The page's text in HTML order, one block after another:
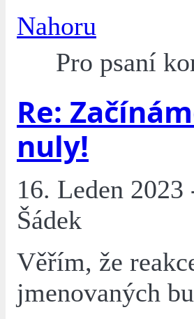
Nahoru
Pro psaní
Re:
nuly!
16. Leden
Šádek
Věřím, že
jmenovaných